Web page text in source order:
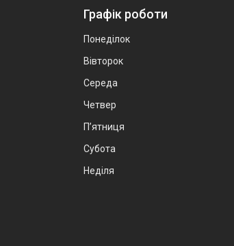
Графік роботи
Понеділок
Вівторок
Середа
Четвер
Пʼятниця
Субота
Неділя